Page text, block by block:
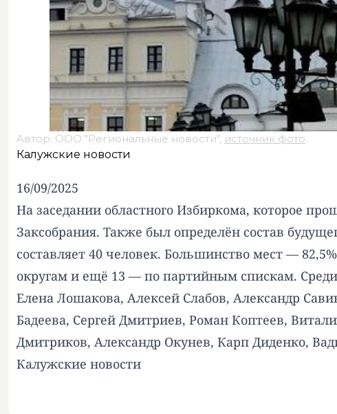
Автор: ООО "Региональные новости", источник фото.
Калужские новости
16/09/2025
На заседании областного Избиркома, которое
Заксобрания. Также был определён состав
составляет 40 человек. Большинство мест —
округам и ещё 13 — по партийным спискам.
Елена Лошакова, Алексей Слабов, Александр
Бадеева, Сергей Дмитриев, Роман Коптеев,
Дмитриков, Александр Окунев, Карп Диденко,
Калужские новости